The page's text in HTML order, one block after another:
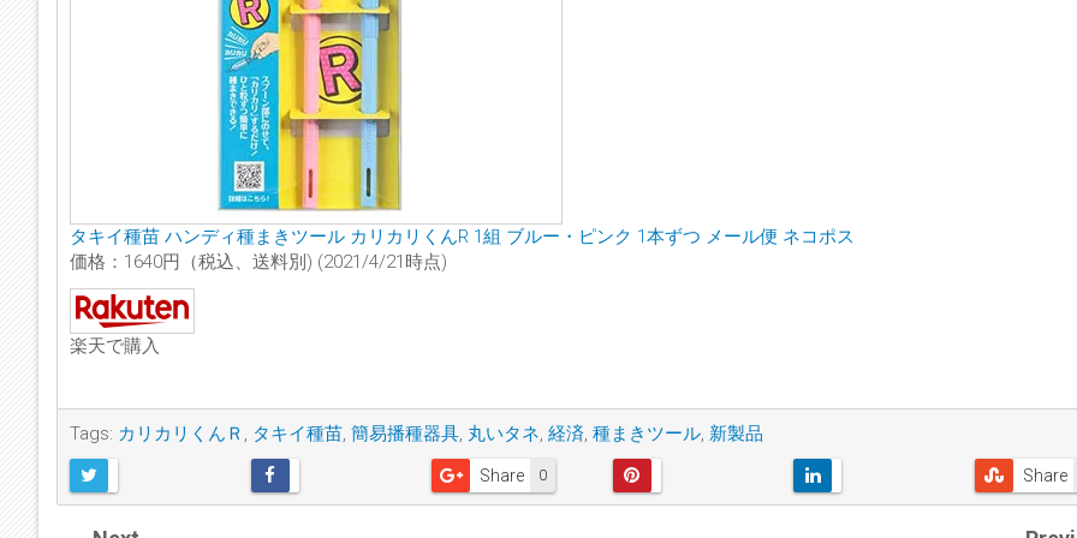
タキイ種苗 ハンディ種まきツール カリカリくんR 1組 ブルー・ピンク 1本ずつ メール便 ネコポス
価格：1640円（税込、送料別) (2021/4/21時点)
楽天で購入
Tags: カリカリくんＲ , タキイ種苗, 簡易播種器具, 丸いタネ, 経済, 種まきツール, 新製品
0
Share Share